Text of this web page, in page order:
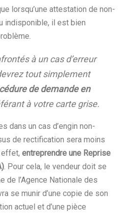
lorsqu’une attestation de non-
indisponible, il est bien
à un cas d’erreur
tout simplement
de demande en
à votre carte grise.
dans un cas d’engin non-
de rectification sera moins
entreprendre une Reprise
. Pour cela, le vendeur doit se
de l’Agence Nationale des
se munir d’une copie de son
actuel et d’une pièce